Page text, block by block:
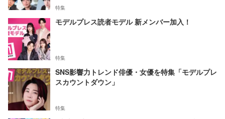
特集
モデルプレス読者モデル 新メンバー加入！
特集
SNS影響力トレンド俳優・女優を特集「モデルプレ
スカウントダウン」
特集